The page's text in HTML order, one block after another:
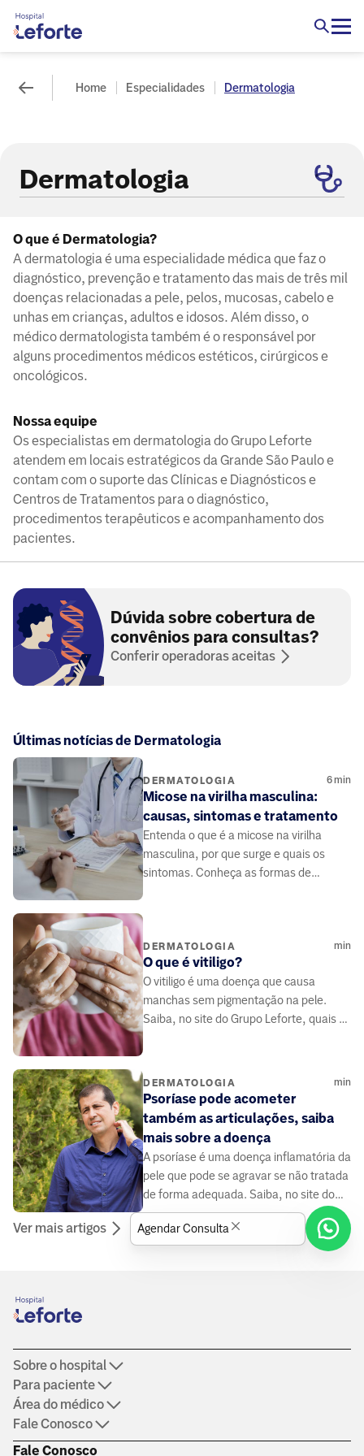
Home Especialidades Dermatologia
Dermatologia
O que é Dermatologia?
A dermatologia é uma especialidade médica que faz o
diagnóstico, prevenção e tratamento das mais de três mil
doenças relacionadas a pele, pelos, mucosas, cabelo e
unhas em crianças, adultos e idosos. Além disso, o
médico dermatologista também é o responsável por
alguns procedimentos médicos estéticos, cirúrgicos e
oncológicos.
Nossa equipe
Os especialistas em dermatologia do Grupo Leforte
atendem em locais estratégicos da Grande São Paulo e
contam com o suporte das Clínicas e Diagnósticos e
Centros de Tratamentos para o diagnóstico,
procedimentos terapêuticos e acompanhamento dos
pacientes.
Dúvida sobre cobertura de
convênios para consultas?
Conferir operadoras aceitas
Últimas notícias de Dermatologia
DERMATOLOGIA 6min
Micose na virilha masculina:
causas, sintomas e tratamento
Entenda o que é a micose na virilha
masculina, por que surge e quais os
sintomas. Conheça as formas de
DERMATOLOGIA min
O que é vitiligo?
O vitiligo é uma doença que causa
manchas sem pigmentação na pele.
Saiba, no site do Grupo Leforte, quais os
DERMATOLOGIA min
Psoríase pode acometer
também as articulações, saiba
mais sobre a doença
A psoríase é uma doença inflamatória da
pele que pode se agravar se não tratada
de forma adequada. Saiba, no site do
Grupo Leforte, as causas e tratamentos.
Ver mais artigos
Fale Conosco
Sobre o hospital
Para paciente
Área do médico
Fale Conosco
Agendar Consulta